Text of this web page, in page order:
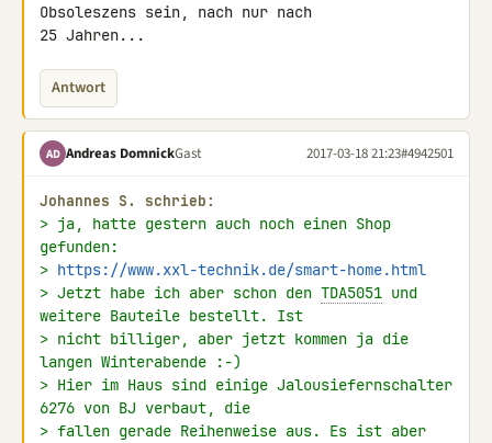
Obsoleszens sein, nach nur nach
25 Jahren...
Antwort
AD Andreas DomnickGast 2017-03-18 21:23#4942501
Johannes S. schrieb:
> ja, hatte gestern auch noch einen Shop
gefunden:
> https://www.xxl-technik.de/smart-home.html
> Jetzt habe ich aber schon den TDA5051 und
weitere Bauteile bestellt. Ist
> nicht billiger, aber jetzt kommen ja die
langen Winterabende :-)
> Hier im Haus sind einige Jalousiefernschalter
6276 von BJ verbaut, die
> fallen gerade Reihenweise aus. Es ist aber